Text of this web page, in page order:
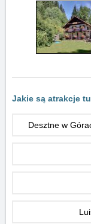
Jakie są atrakcje
Desztne w